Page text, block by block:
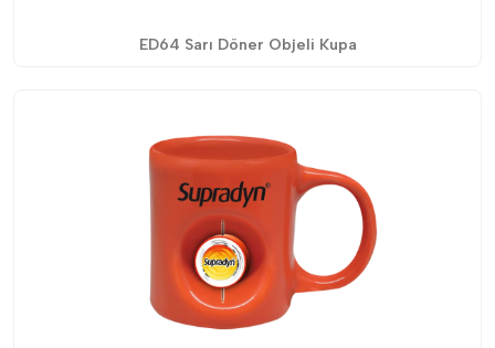
ED64 Sarı Döner Objeli Kupa